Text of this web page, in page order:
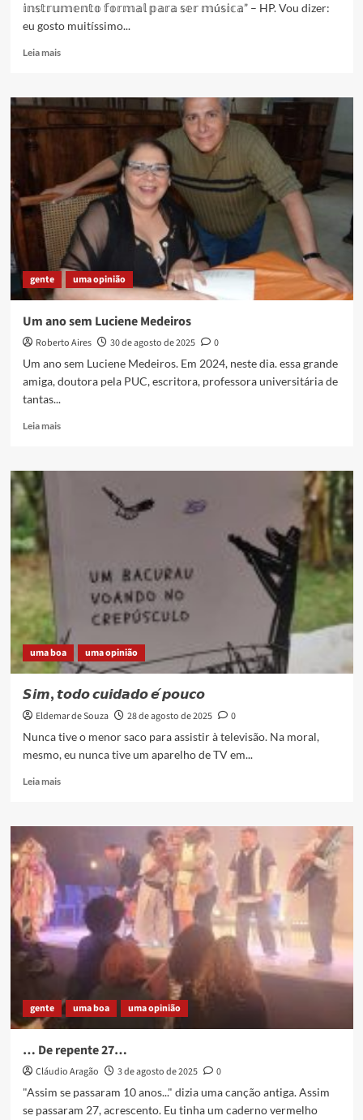
𝕚𝕟𝕤𝕥𝕣𝕦𝕞𝕖𝕟𝕥𝕠 𝕗𝕠𝕣𝕞𝕒𝕝 𝕡𝕒𝕣𝕒 𝕤𝕖𝕣 𝕞ú𝕤𝕚𝕔𝕒” – HP. Vou dizer:
eu gosto muitíssimo...
Leia maisRead
Hermeto
Pascoal
(22/06/1936
13/09/2025)
gente uma opinião
Um ano sem Luciene Medeiros
Roberto Aires 30 de agosto de 2025
0
Um ano sem Luciene Medeiros. Em 2024, neste dia. essa grande
amiga, doutora pela PUC, escritora, professora universitária de
tantas...
Leia maisRead
Um
uma boa uma opinião
𝙎𝙞𝙢, 𝙩𝙤𝙙𝙤 𝙘𝙪𝙞𝙙𝙖𝙙𝙤 𝙚́ 𝙥𝙤𝙪𝙘𝙤
Eldemar de Souza 28 de agosto de 2025
0
Nunca tive o menor saco para assistir à televisão. Na moral,
mesmo, eu nunca tive um aparelho de TV em...
Leia maisRead
𝙎𝙞𝙢,
𝙥𝙤𝙪𝙘𝙤
gente uma boa uma opinião
… De repente 27…
Cláudio Aragão 3 de agosto de 2025
0
"Assim se passaram 10 anos..." dizia uma canção antiga. Assim
se passaram 27, acrescento. Eu tinha um caderno vermelho